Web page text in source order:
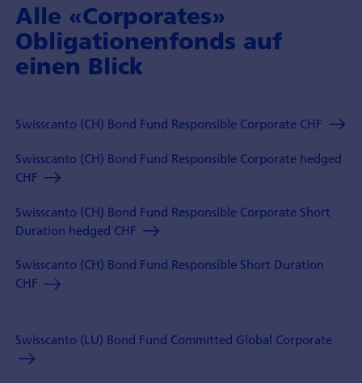
Alle «Corporates»
Obligationen­fonds auf
einen Blick
Swisscanto (CH) Bond Fund Responsible Corporate CHF
Swisscanto (CH) Bond Fund Responsible Corporate hedged
CHF
Swisscanto (CH) Bond Fund Responsible Corporate Short
Duration hedged CHF
Swisscanto (CH) Bond Fund Responsible Short Duration
CHF
Swisscanto (LU) Bond Fund Committed Global Corporate